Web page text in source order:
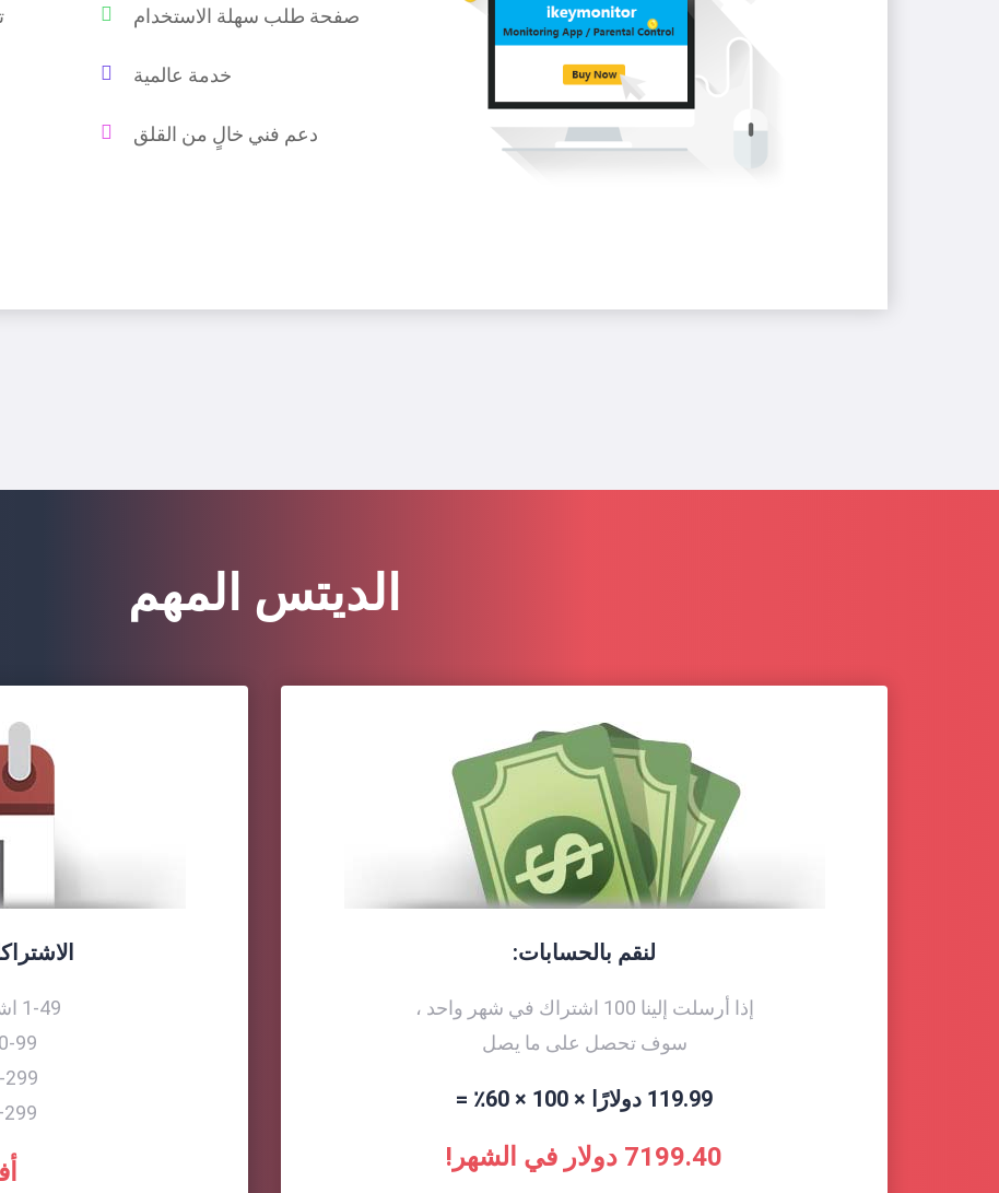
صفحة طلب سهلة الاستخدام
خدمة عالمية
دعم فني خالٍ من القلق
الديتس المهم
1-49 اشتراك ........................... ..
50-99 اشتراكًا
100-299
299+ اشتراك ……………….
لنقم بالحسابات:
إذا أرسلت إلينا 100 اشتراك في شهر واحد ،
سوف تحصل على ما يصل
119.99 دولارًا × 100 × 60٪ =
7199.40 دولار في الشهر!